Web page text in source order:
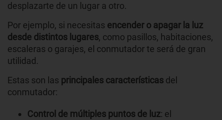
desplazarte de un lugar a otro.
Por ejemplo, si necesitas encender o apagar la luz
desde distintos lugares, como pasillos, habitaciones,
escaleras o garajes, el conmutador te será de gran
utilidad.
Estas son las principales características del
conmutador:
Control de múltiples puntos de luz: el